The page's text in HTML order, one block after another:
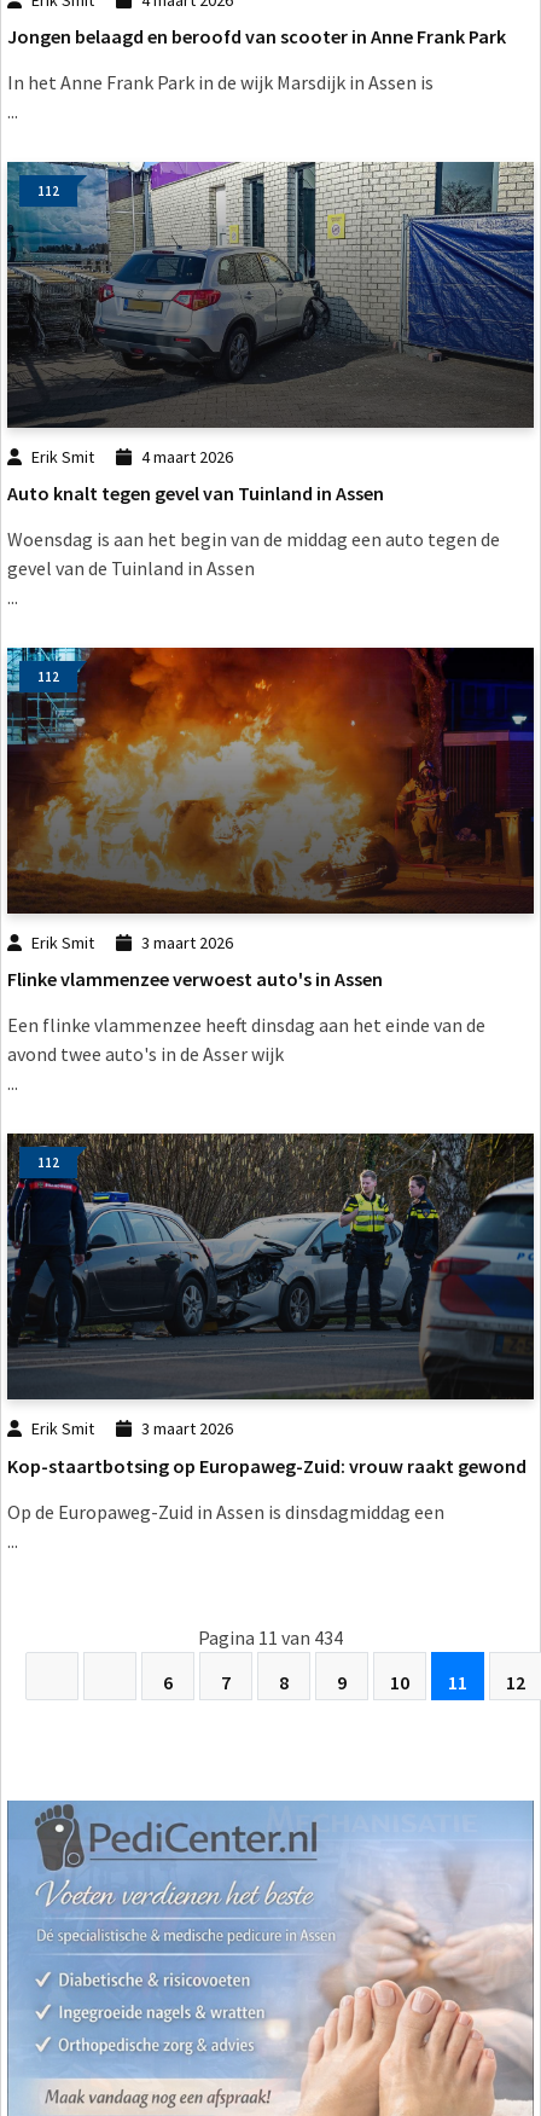
Jongen belaagd en beroofd van scooter in Anne Frank Park
In het Anne Frank Park in de wijk Marsdijk in Assen is
...
112
Erik Smit 4 maart 2026
Auto knalt tegen gevel van Tuinland in Assen
Woensdag is aan het begin van de middag een auto tegen de
gevel van de Tuinland in Assen
...
112
Erik Smit 3 maart 2026
Flinke vlammenzee verwoest auto's in Assen
Een flinke vlammenzee heeft dinsdag aan het einde van de
avond twee auto's in de Asser wijk
...
112
Erik Smit 3 maart 2026
Kop-staartbotsing op Europaweg-Zuid: vrouw raakt gewond
Op de Europaweg-Zuid in Assen is dinsdagmiddag een
...
Pagina 11 van 434
6
7 8 9 10 11 12